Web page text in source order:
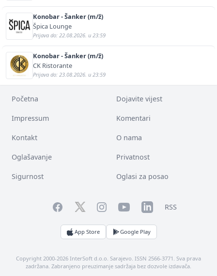
Konobar - Šanker (m/ž)
Špica Lounge
Prijava do: 22.08.2026. u 23:59
Konobar - Šanker (m/ž)
CK Ristorante
Prijava do: 23.08.2026. u 23:59
Početna Dojavite vijest
Impressum Komentari
Kontakt O nama
Oglašavanje Privatnost
Sigurnost Oglasi za posao
FacebookTwitterInstagramYouTubeLinkedInRSS
App Store Google Play
Copyright 2000-2026 InterSoft d.o.o. Sarajevo. ISSN 2566-3771. Sva prava
zadržana. Zabranjeno preuzimanje sadržaja bez dozvole izdavača.